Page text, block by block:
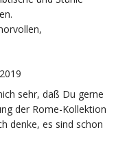
sehr, daß Du gerne
der Rome-Kollektion
denke, es sind schon